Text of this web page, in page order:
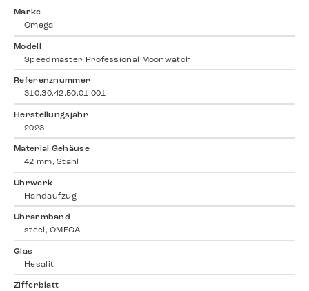
Marke
Omega
Modell
Speedmaster Professional Moonwatch
Referenznummer
310.30.42.50.01.001
Herstellungsjahr
2023
Material Gehäuse
42 mm, Stahl
Uhrwerk
Handaufzug
Uhrarmband
steel, OMEGA
Glas
Hesalit
Zifferblatt